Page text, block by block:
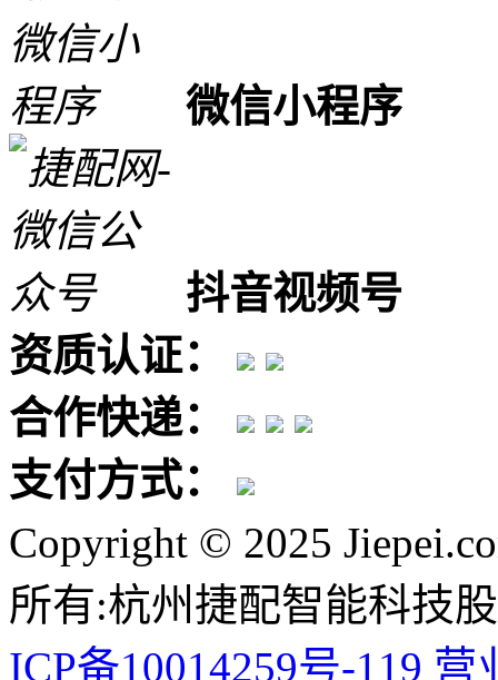
微信小程序
抖音视频号
资质认证：
合作快递：
支付方式：
Copyright © 2025
所有:杭州捷配智能科技
ICP备10014259号-119 营